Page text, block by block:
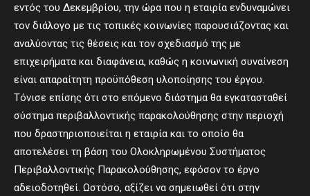
εντός του Δεκεμβρίου, την ώρα που η εταιρία ενδυναμώνει
τον διάλογο με τις τοπικές κοινωνίες παρουσιάζοντας και
αναλύοντας τις θέσεις και τον σχεδιασμό της με
επιχειρήματα και διαφάνεια, καθώς η κοινωνική συναίνεση
είναι απαραίτητη προϋπόθεση υλοποίησης του έργου.
Τόνισε επίσης ότι στο επόμενο διάστημα θα εγκατασταθεί
σύστημα περιβαλλοντικής παρακολούθησης στην περιοχή
που δραστηριοποιείται η εταιρία και το οποίο θα
αποτελέσει τη βάση του Ολοκληρωμένου Συστήματος
Περιβαλλοντικής Παρακολούθησης, εφόσον το έργο
αδειοδοτηθεί. Ωστόσο, αξίζει να σημειωθεί ότι στην